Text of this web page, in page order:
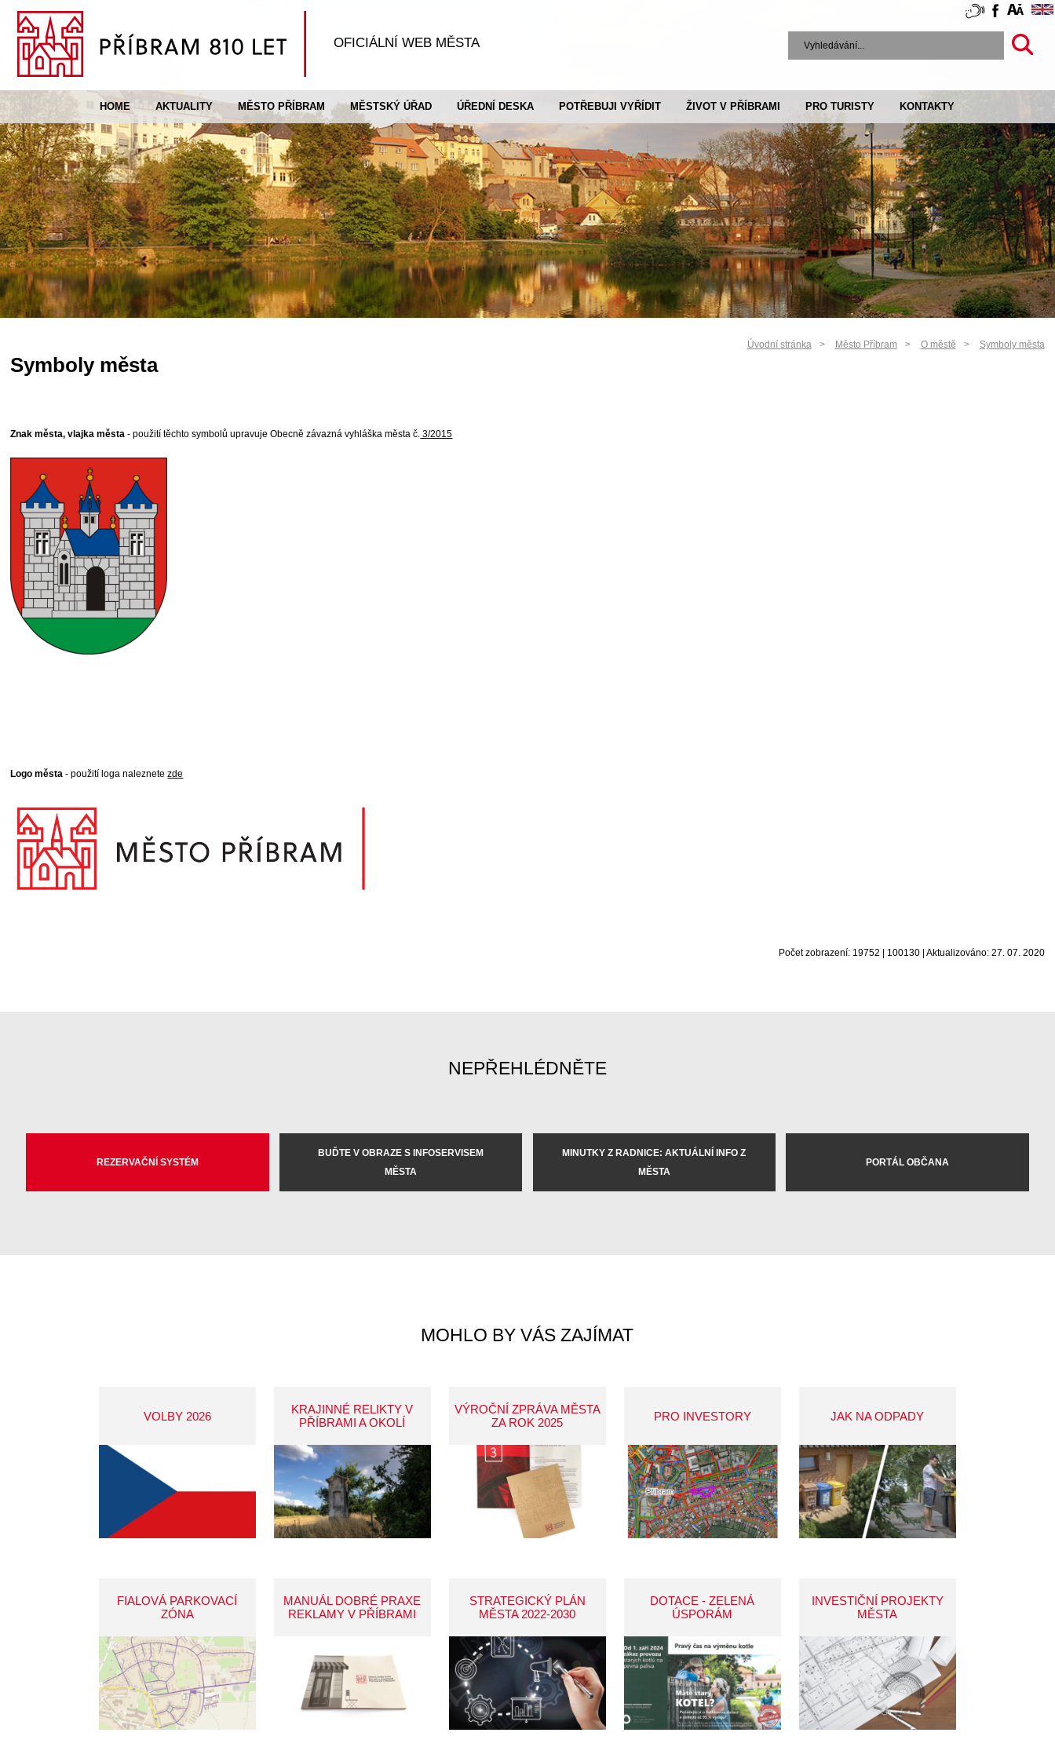
OFICIÁLNÍ WEB MĚSTA
HOME AKTUALITY MĚSTO PŘÍBRAM MĚSTSKÝ ÚŘAD ÚŘEDNÍ DESKA POTŘEBUJI VYŘÍDIT ŽIVOT V PŘÍBRAMI PRO TURISTY KONTAKTY
Úvodní stránka Město Příbram O městě Symboly města
Symboly města
Znak města, vlajka města - použití těchto symbolů upravuje Obecně závazná vyhláška města č. 3/2015
Logo města - použití loga naleznetezde
Počet zobrazení: 19752 | 100130 | Aktualizováno: 27. 07. 2020
NEPŘEHLÉDNĚTE
REZERVAČNÍ SYSTÉM
BUĎTE V OBRAZE S INFOSERVISEM
MĚSTA
MINUTKY Z RADNICE: AKTUÁLNÍ INFO Z
MĚSTA
PORTÁL OBČANA
MOHLO BY VÁS ZAJÍMAT
VOLBY 2026
KRAJINNÉ RELIKTY V
PŘÍBRAMI A OKOLÍ
VÝROČNÍ ZPRÁVA MĚSTA
ZA ROK 2025
PRO INVESTORY JAK NA ODPADY
FIALOVÁ PARKOVACÍ
ZÓNA
MANUÁL DOBRÉ PRAXE
REKLAMY V PŘÍBRAMI
STRATEGICKÝ PLÁN
MĚSTA 2022-2030
DOTACE - ZELENÁ
ÚSPORÁM
INVESTIČNÍ PROJEKTY
MĚSTA